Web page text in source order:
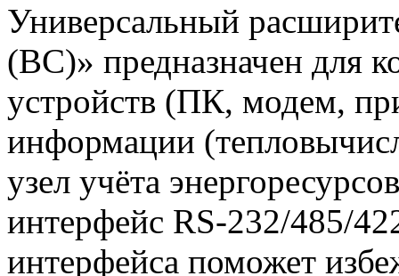
Универсальный
(ВС)» предназначен для
устройств (ПК, модем,
информации
узел учёта
интерфейс RS-232/485/
интерфейса поможет